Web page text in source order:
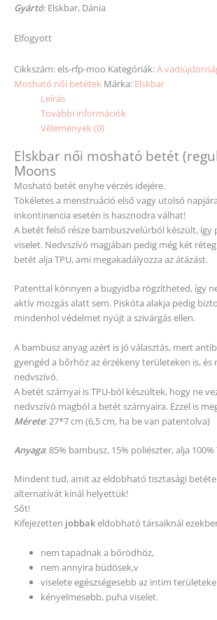
Gyártó: Elskbar, Dánia
Elfogyott
Cikkszám:els-rfp-moo Kategóriák:A
Mosható női betétek Márka: Elskbar
Leírás
További információk
Vélemények (0)
Elskbar női mosható betét
Moons
Mosható betét enyhe vérzés idejére.
Tökéletes a menstruáció első vagy utolsó
inkontinencia esetén is hasznodra válhat!
A betét felső része bambuszvelúrból készült, így
viselet. Nedvszívó magjában pedig még két
betét alja TPU, ami megakadályozza az átázást.
Patenttal könnyen a bugyidba rögzítheted, így
aktív mozgás alatt sem. Piskóta alakja pedig
mindenhol védelmet nyújt a szivárgás ellen.
A bambusz anyag azért is jó választás, mert
gyengéd a bőrhöz az érzékeny területeken is, és
nedvszívó.
A betét szárnyai is TPU-ból készültek, hogy ne
nedvszívó magból a betét szárnyaira. Ezzel is
Mérete: 27*7 cm (6,5 cm, ha be van patentolva)
Anyaga: 85% bambusz, 15% poliészter, alja 100%
Mindent tud, amit az eldobható tisztasági
alternatívát kínál helyettük!
Sőt!
Kifejezetten jobbakeldobható társaiknál
nem tapadnak a bőrödhöz,
nem annyira büdösek,v
viselete egészségesebb az intim
kényelmesebb, puha viselet.